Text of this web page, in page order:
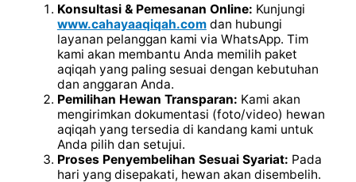
Konsultasi & Pemesanan Online: Kunjungi
www.cahayaaqiqah.comdan hubungi
layanan pelanggan kami via WhatsApp. Tim
kami akan membantu Anda memilih paket
aqiqah yang paling sesuai dengan kebutuhan
dan anggaran Anda.
Pemilihan Hewan Transparan: Kami akan
mengirimkan dokumentasi (foto/video) hewan
aqiqah yang tersedia di kandang kami untuk
Anda pilih dan setujui.
Proses Penyembelihan Sesuai Syariat: Pada
hari yang disepakati, hewan akan disembelih.